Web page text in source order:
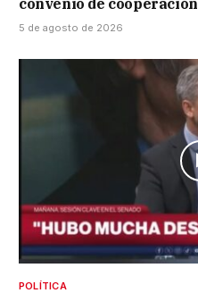
5 de agosto de 2026
POLÍTICA